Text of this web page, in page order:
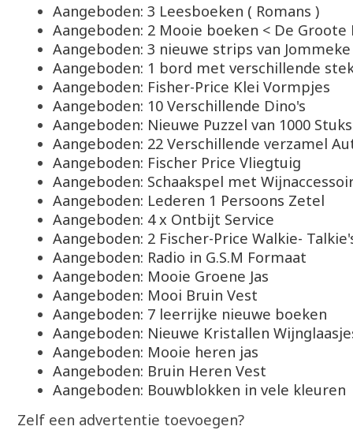
Aangeboden: 3 Leesboeken ( Romans )
Aangeboden: 2 Mooie boeken < De Groote
Aangeboden: 3 nieuwe strips van Jommeke
Aangeboden: 1 bord met verschillende
Aangeboden: Fisher-Price Klei Vormpjes
Aangeboden: 10 Verschillende Dino's
Aangeboden: Nieuwe Puzzel van 1000 Stuks
Aangeboden: 22 Verschillende verzamel
Aangeboden: Fischer Price Vliegtuig
Aangeboden: Schaakspel met
Aangeboden: Lederen 1 Persoons Zetel
Aangeboden: 4 x Ontbijt Service
Aangeboden: 2 Fischer-Price Walkie-
Aangeboden: Radio in G.S.M Formaat
Aangeboden: Mooie Groene Jas
Aangeboden: Mooi Bruin Vest
Aangeboden: 7 leerrijke nieuwe boeken
Aangeboden: Nieuwe Kristallen
Aangeboden: Mooie heren jas
Aangeboden: Bruin Heren Vest
Aangeboden: Bouwblokken in vele kleuren
Zelf een advertentie toevoegen?